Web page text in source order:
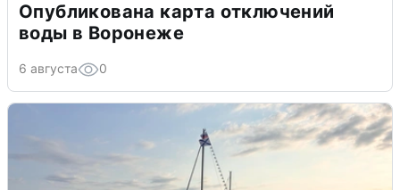
Опубликована карта отключений
воды в Воронеже
6 августа 0